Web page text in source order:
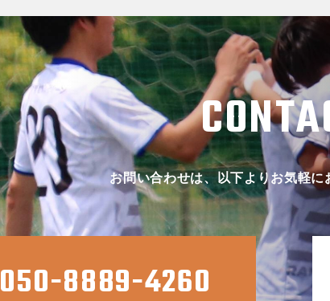
お問い合わせは、以下よりお気軽に
050-8889-4260